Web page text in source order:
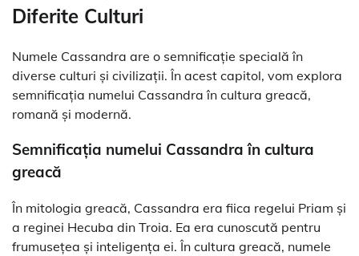
Diferite Culturi
Numele Cassandra are o semnificație specială în
diverse culturi și civilizații. În acest capitol, vom explora
semnificația numelui Cassandra în cultura greacă,
romană și modernă.
Semnificația numelui Cassandra în cultura
greacă
În mitologia greacă, Cassandra era fiica regelui Priam și
a reginei Hecuba din Troia. Ea era cunoscută pentru
frumusețea și inteligența ei. În cultura greacă, numele